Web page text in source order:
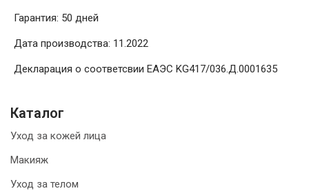
Гарантия: 50 дней
Дата производства: 11.2022
Декларация о соответсвии ЕАЭС KG417/036.Д.0001635
Каталог
Уход за кожей лица
Макияж
Уход за телом